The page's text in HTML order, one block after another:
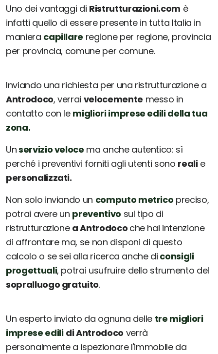
Uno dei vantaggi di Ristrutturazioni.com è
infatti quello di essere presente in tutta Italia in
maniera capillare regione per regione, provincia
per provincia, comune per comune.
Inviando una richiesta per una ristrutturazione a
Antrodoco, verrai velocemente messo in
contatto con le migliori imprese edili della tua
zona.
Unservizio veloce ma anche autentico: sì
perché i preventivi forniti agli utenti sono realie
personalizzati.
Non solo inviando un computo metrico preciso,
potrai avere un preventivo sul tipo di
ristrutturazione a Antrodoco che hai intenzione
di affrontare ma, se non disponi di questo
calcolo o se sei alla ricerca anche di consigli
progettuali, potrai usufruire dello strumento del
sopralluogo gratuito.
Un esperto inviato da ognuna delle tre migliori
imprese edili di Antrodoco verrà
personalmente a ispezionare l'immobile da